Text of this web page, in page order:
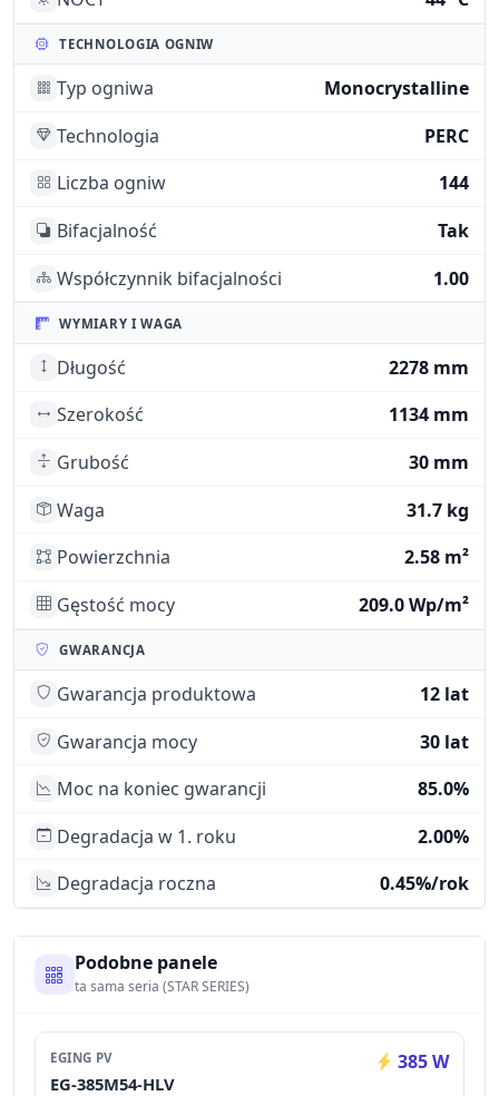
TECHNOLOGIA OGNIW
Typ ogniwa
Monocrystalline
Technologia
PERC
Liczba ogniw
144
Bifacjalność
Tak
Współczynnik bifacjalności
1.00
WYMIARY I WAGA
Długość
2278 mm
Szerokość
1134 mm
Grubość
30 mm
Waga
31.7 kg
Powierzchnia
2.58 m²
Gęstość mocy
209.0 Wp/m²
GWARANCJA
Gwarancja produktowa
12 lat
Gwarancja mocy
30 lat
Moc na koniec gwarancji
85.0%
Degradacja w 1. roku
2.00%
Degradacja roczna
0.45%/rok
Podobne panele
ta sama seria (STAR SERIES)
EGING PV 385 W
EG-385M54-HLV